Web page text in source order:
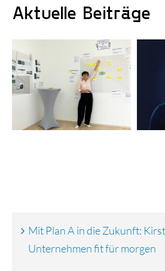
Aktuelle Beiträge
KI-gestützte
Kampagnen:
Nevolion
automatisiert
Marketing und
Vertrieb
Mit Plan A in die Zukunft:
Unternehmen fit für morgen